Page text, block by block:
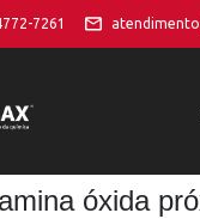
7261
amina óxida